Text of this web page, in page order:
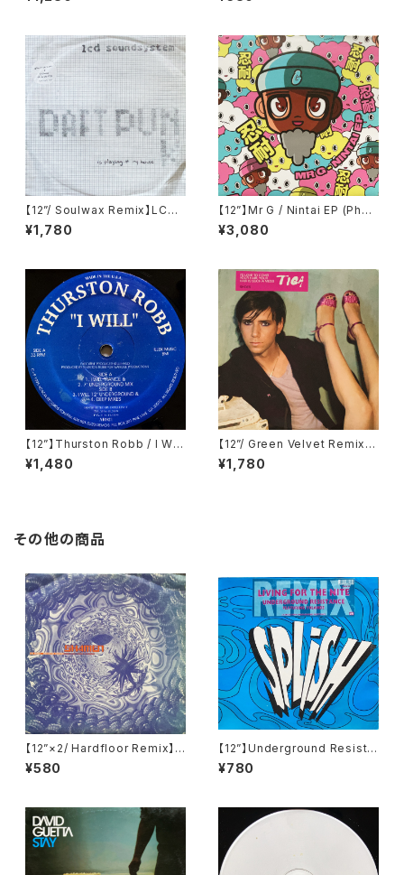
42) 00)
【12”/ Soulwax Remix】LCD
Soundsystem / Daft Punk I
s Playing At My House (DF
¥1,780
【12”】Mr G / Nintai EP (Phoe
nix G.) (PG077)
¥3,080
【12”】Thurston Robb / I Will
(Acacia Records) (AR021)
¥1,480
【12”/ Green Velvet Remix】
Tiga / Shoes (Different) (D
IFB 1216T)
¥1,780
その他の商品
【12”×2/ Hardfloor Remix】T
he Shamen / Destination E
schaton (Disco Clash (Tec
¥580
【12”】Underground Resista
nce Featuring Yolanda / Li
ving For The Nite (Remix)
¥780